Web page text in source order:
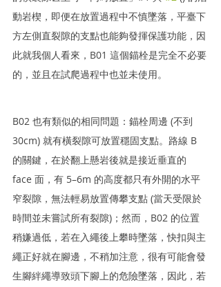
動岩楔，即便在放置過程中不慎墜落，平臺下
方左側直裂隙的支點也能夠發揮保護功能，因
此就我個人看來，B01 這個錨栓是完全不必要
的，並且在試爬過程中也並未使用。
B02 也有類似的相同問題：錨栓周邊 (不到
30cm) 就有橫裂隙可放置穩固支點。路線 B
的關鍵，在於翻上懸岩後就是接近垂直的
face 面，有 5–6m 的高度都只有外開的水平
窄裂隙，無法輕易放置傳攀支點 (當天受限於
時間並未嘗試所有裂隙)；然而，B02 的位置
稍嫌過低，若在入繩後上攀時墜落，快扣與主
繩正好就在腳邊，不稍加注意，很有可能會發
生腳絆繩導致頭下腳上的危險墜落，因此，若